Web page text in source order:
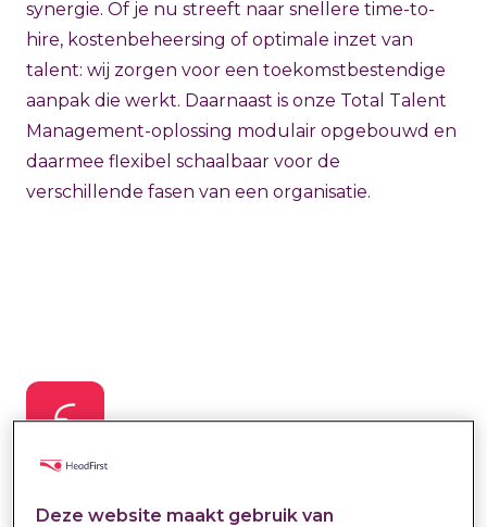
synergie. Of je nu streeft naar snellere time-to-
hire, kostenbeheersing of optimale inzet van
talent: wij zorgen voor een toekomstbestendige
aanpak die werkt. Daarnaast is onze Total Talent
Management-oplossing modulair opgebouwd en
daarmee flexibel schaalbaar voor de
verschillende fasen van een organisatie.
Kostenbesparing
Deze website maakt gebruik van